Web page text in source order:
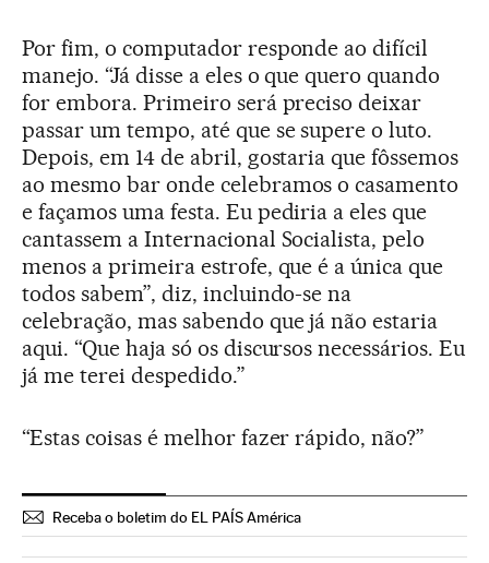
Por fim, o computador responde ao difícil
manejo. “Já disse a eles o que quero quando
for embora. Primeiro será preciso deixar
passar um tempo, até que se supere o luto.
Depois, em 14 de abril, gostaria que fôssemos
ao mesmo bar onde celebramos o casamento
e façamos uma festa. Eu pediria a eles que
cantassem a Internacional Socialista, pelo
menos a primeira estrofe, que é a única que
todos sabem”, diz, incluindo-se na
celebração, mas sabendo que já não estaria
aqui. “Que haja só os discursos necessários. Eu
já me terei despedido.”
“Estas coisas é melhor fazer rápido, não?”
Receba o boletim do EL PAÍS América